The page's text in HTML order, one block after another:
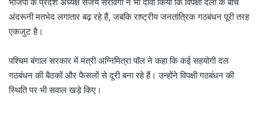
अंदरूनी मतभेद लगातार बढ़ रहे हैं, जबकि राष्ट्रीय जनतांत्रिक गठबंधन पूरी तरह
एकजुट है।
पश्चिम बंगाल सरकार में मंत्री अग्निमित्रा पॉल ने कहा कि कई सहयोगी दल
गठबंधन की बैठकों और फैसलों से दूरी बना रहे हैं। उन्होंने विपक्षी गठबंधन की
स्थिति पर भी सवाल खड़े किए।